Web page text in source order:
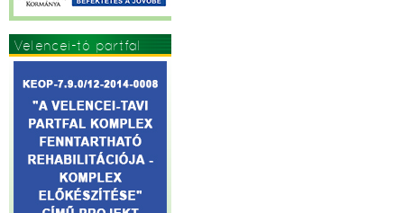
Velencei-tó partfal